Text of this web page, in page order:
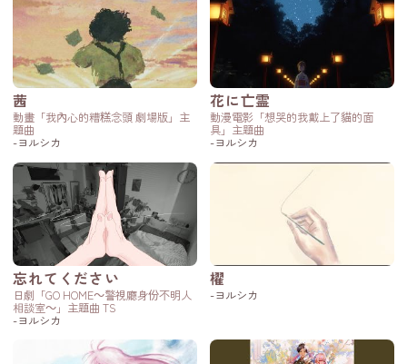
茜
動畫「我內心的糟糕念頭 劇場版」主
題曲
-ヨルシカ
花に亡霊
動漫電影「想哭的我戴上了貓的面
具」主題曲
-ヨルシカ
忘れてください
日劇「GO HOME～警視廳身份不明人
相談室～」主題曲 TS
-ヨルシカ
櫂
-ヨルシカ